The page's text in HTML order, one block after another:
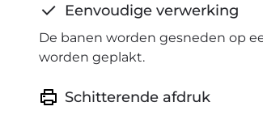
Eenvoudige verwerking
De banen worden gesneden op
worden geplakt.
Schitterende afdruk